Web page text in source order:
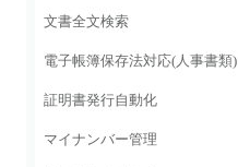
文書全文検索
電子帳簿保存法対応(人事書類)
証明書発行自動化
マイナンバー管理